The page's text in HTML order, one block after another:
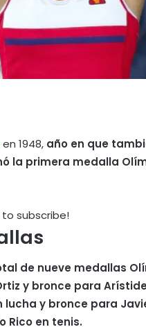
en 1948, año en que
la primera medalla
subscribe!
de nueve medallas
y bronce para
lucha y bronce para
Rico en tenis.